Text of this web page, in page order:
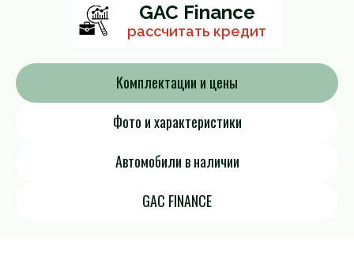
GAC Finance
рассчитать кредит
Комплектации и цены
Фото и характеристики
Автомобили в наличии
GAC FINANCE